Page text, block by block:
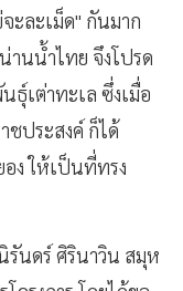
ะละเม็ด" กันมาก
านน้ำไทย จึงโปรด
ธุ์เต่าทะเล ซึ่งเมื่อ
ชประสงค์ ก็ได้
อง ให้เป็นที่ทรง
รันดร์ ศิรินาวิน สมุห